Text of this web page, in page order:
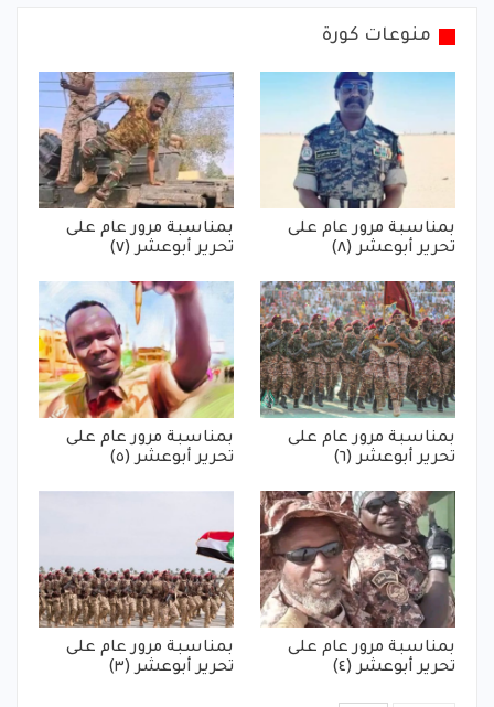
منوعات كورة
بمناسبة مرور عام على
تحرير أبوعشر (٨)
بمناسبة مرور عام على
تحرير أبوعشر (٧)
بمناسبة مرور عام على
تحرير أبوعشر (٦)
بمناسبة مرور عام على
تحرير أبوعشر (٥)
بمناسبة مرور عام على
تحرير أبوعشر (٤)
بمناسبة مرور عام على
تحرير أبوعشر (٣)